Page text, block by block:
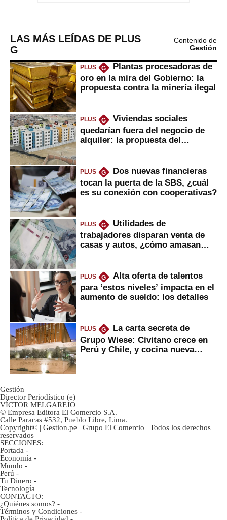
LAS MÁS LEÍDAS DE PLUS
G
Contenido de
Gestión
PLUS G
Plantas procesadoras de
oro en la mira del Gobierno: la
propuesta contra la minería ilegal
PLUS G
Viviendas sociales
quedarían fuera del negocio de
alquiler: la propuesta del
PLUS G
Dos nuevas financieras
tocan la puerta de la SBS, ¿cuál
es su conexión con cooperativas?
PLUS G
Utilidades de
trabajadores disparan venta de
casas y autos, ¿cómo amasan
PLUS G
Alta oferta de talentos
para ‘estos niveles’ impacta en el
aumento de sueldo: los detalles
PLUS G
La carta secreta de
Grupo Wiese: Civitano crece en
Perú y Chile, y cocina nueva
Gestión
Director Periodístico (e)
VÍCTOR MELGAREJO
© Empresa Editora El Comercio S.A.
Calle Paracas #532, Pueblo Libre, Lima.
Copyright© | Gestion.pe | Grupo El Comercio | Todos los derechos
reservados
SECCIONES:
Portada -
Economía -
Mundo -
Perú -
Tu Dinero -
Tecnología
CONTACTO:
¿Quiénes somos? -
Términos y Condiciones -